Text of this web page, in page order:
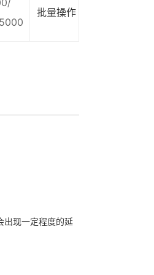
批量操作
出现一定程度的延